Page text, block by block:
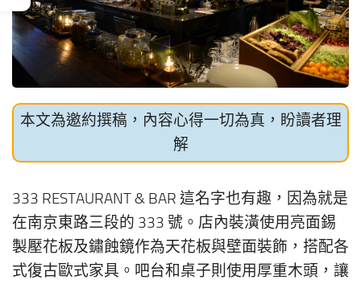
本文為邀約撰稿，內容心得一切為真，盼讀者理
解
333 RESTAURANT & BAR 這名字也有趣，因為就是
在南京東路三段的 333 號。店內裝潢使用亮面錫
製壓花板及鏽蝕鏡作為天花板與壁面裝飾，搭配各
式復古歐式家具。吧台和桌子則使用厚重木頭，讓